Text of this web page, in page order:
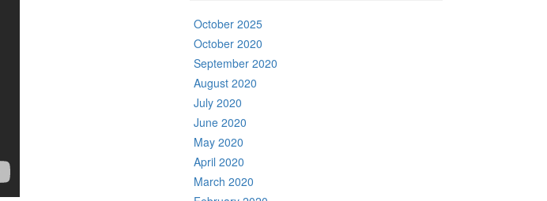
October 2025
October 2020
September 2020
August 2020
July 2020
June 2020
May 2020
April 2020
March 2020